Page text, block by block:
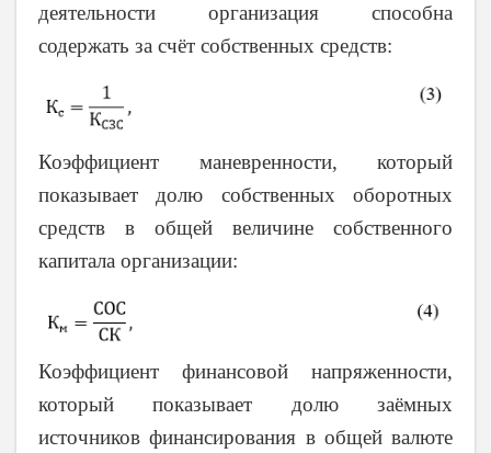
деятельности организация способна
содержать за счёт собственных средств:
Коэффициент маневренности, который
показывает долю собственных оборотных
средств в общей величине собственного
капитала организации:
Коэффициент финансовой напряженности,
который показывает долю заёмных
источников финансирования в общей валюте